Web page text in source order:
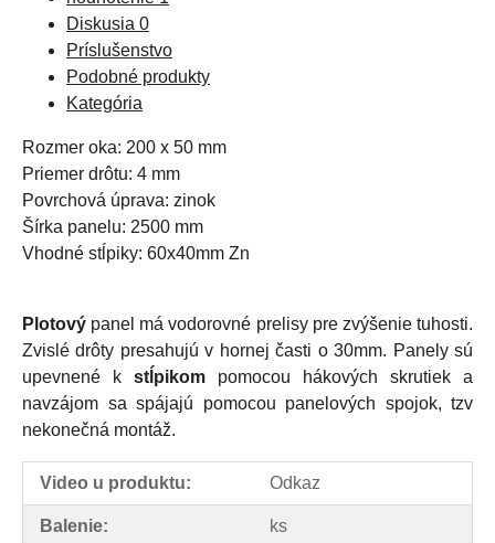
Diskusia 0
Príslušenstvo
Podobné produkty
Kategória
Rozmer oka: 200 x 50 mm
Priemer drôtu: 4 mm
Povrchová úprava: zinok
Šírka panelu: 2500 mm
Vhodné stĺpiky: 60x40mm Zn
Plotový panel má vodorovné prelisy pre zvýšenie tuhosti.
Zvislé drôty presahujú v hornej časti o 30mm. Panely sú
upevnené k stĺpikom pomocou hákových skrutiek a
navzájom sa spájajú pomocou panelových spojok, tzv
nekonečná montáž.
Video u produktu: Odkaz
Balenie: ks